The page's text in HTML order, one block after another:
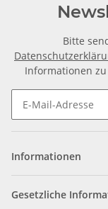
Bitte
Informationen
Informationen
Gesetzliche